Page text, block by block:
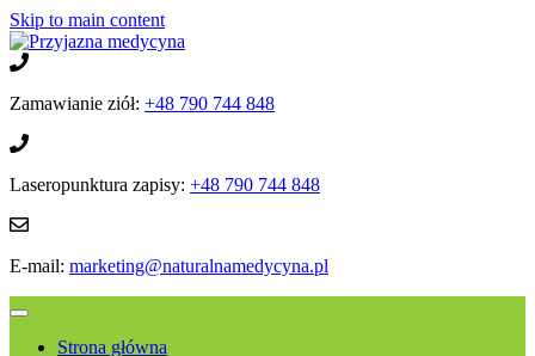
Skip to main content
Zamawianie ziół: +48 790 744 848
Laseropunktura zapisy: +48 790 744 848
E-mail: marketing@naturalnamedycyna.pl
Strona główna